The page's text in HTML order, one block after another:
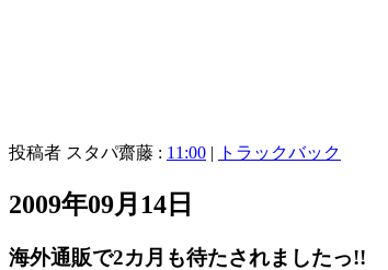
投稿者 スタパ齋藤 : 11:00 | トラックバック
2009年09月14日
海外通販で2カ月も待たされましたっ!!